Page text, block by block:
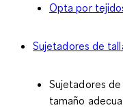
Opta por
Sujetadores de
Sujetadores
tamaño